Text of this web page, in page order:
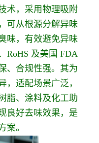
术，采用物理吸附
可从根源分解异味
味，有效避免异味
RoHS 及美国 FDA
、合规性强。其为
，适配场景广泛，
脂、涂料及化工助
良好去味效果，是
案。